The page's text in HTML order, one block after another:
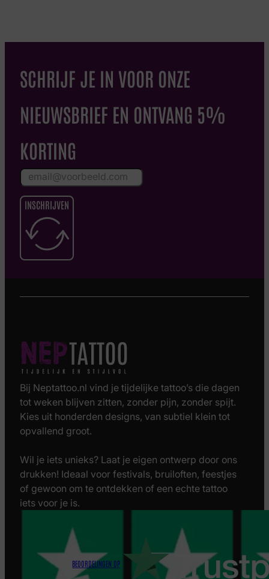
SCHRIJF JE IN VOOR ONZE
NIEUWSBRIEF EN ONTVANG 5%
KORTING
INSCHRIJVEN
Bij Neptattoo.nl vind je tijdelijke tattoo’s die dagen
tot weken blijven zitten, zonder pijn, zonder spijt.
Kies uit honderden designs, van subtiel klein tot
opvallend groot.
Wil je iets unieks? Laat je eigen ontwerp door ons
drukken! Ideaal voor festivals, bruiloften, feestjes
of gewoon om te ontdekken of een echte tattoo
iets voor je is.
BEOORDELINGEN OP